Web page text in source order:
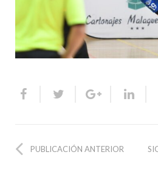
PUBLICACIÓN ANTERIOR